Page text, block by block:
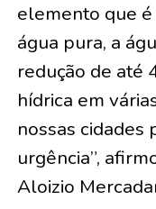
elemento que é
água pura, a
redução de até
hídrica em
nossas cidades
urgência”,
Aloizio